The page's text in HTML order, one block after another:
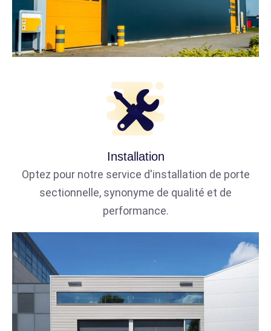
Installation
Optez pour notre service d'installation de porte
sectionnelle, synonyme de qualité et de
performance.